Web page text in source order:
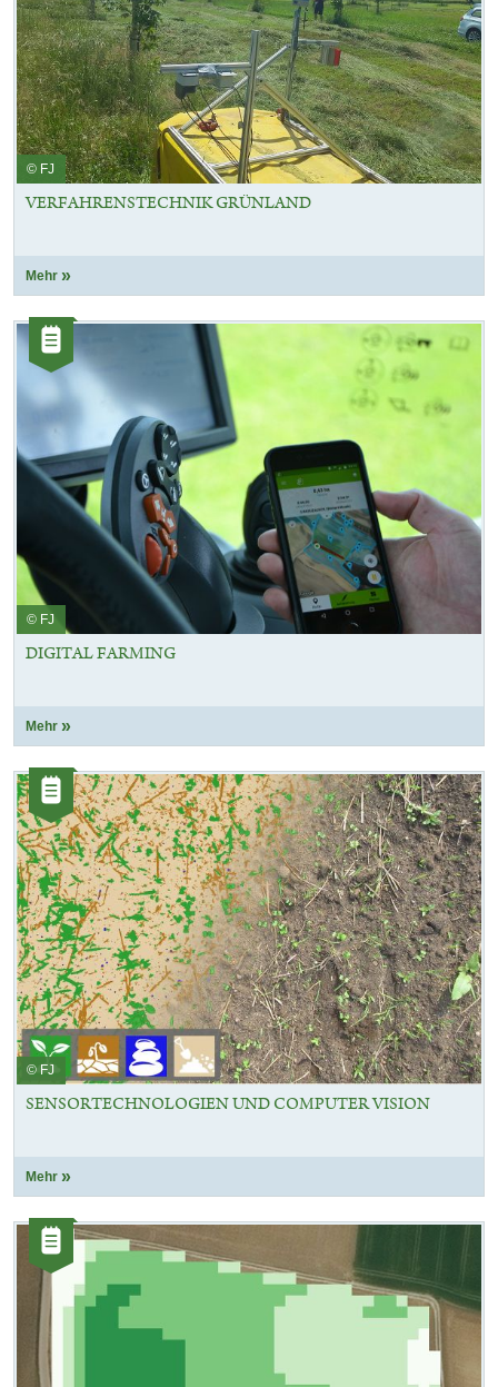
© FJ
VERFAHRENSTECHNIK GRÜNLAND
Mehr
Kategorie:
Artikel
© FJ
DIGITAL FARMING
Mehr
Kategorie:
Artikel
© FJ
SENSORTECHNOLOGIEN UND COMPUTER VISION
Mehr
Kategorie:
Artikel